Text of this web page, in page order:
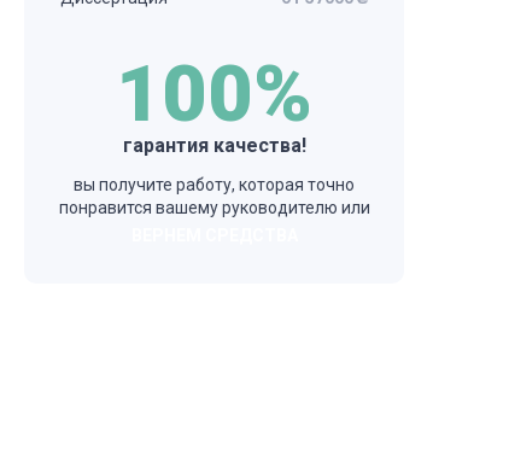
100%
гарантия качества!
вы получите работу, которая точно
понравится вашему руководителю или